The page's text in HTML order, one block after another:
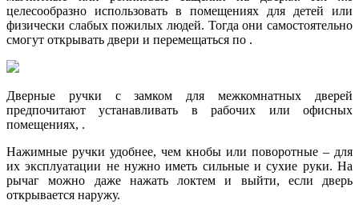
целесообразно использовать в помещениях для детей или
физически слабых пожилых людей. Тогда они самостоятельно
смогут открывать двери и перемещаться по .
Дверные ручки с замком для межкомнатных дверей
предпочитают устанавливать в рабочих или офисных
помещениях, .
Нажимные ручки удобнее, чем кнобы или поворотные – для
их эксплуатации не нужно иметь сильные и сухие руки. На
рычаг можно даже нажать локтем и выйти, если дверь
открывается наружу.